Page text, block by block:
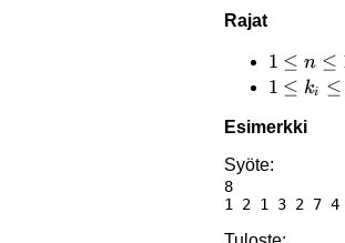
Rajat
1 \le
n
10^5
1 ≤ n ≤
1 \le
\le
10^9
1 ≤ ki ≤
Esimerkki
Syöte:
8